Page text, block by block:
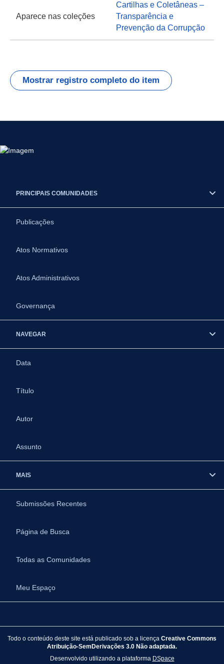
Aparece nas coleções
Cartilhas e Coletâneas –
Transparência e
Prevenção da Corrupção
Mostrar registro completo do item
PRINCIPAIS COMUNIDADES
Publicações
Atos Normativos
Atos Administrativos
Governança
NAVEGAR
Data
Título
Autor
Assunto
MAIS
Submissões Recentes
Página de Busca
Todas as Comunidades
Meu Espaço
Todo o conteúdo deste site está publicado sob a licença Creative Commons
Atribuição-SemDerivações 3.0 Não adaptada.
Desenvolvido utilizando a plataforma DSpace